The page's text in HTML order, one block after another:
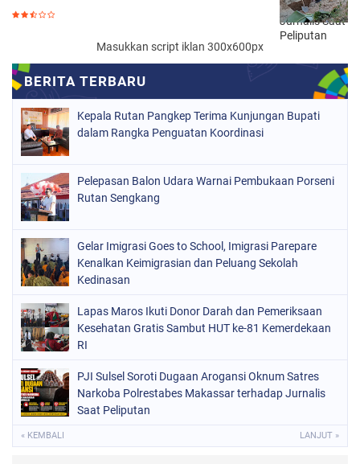
Masukkan script iklan 300x600px
Kepala Rutan Pangkep Terima Kunjungan Bupati
dalam Rangka Penguatan Koordinasi
Pelepasan Balon Udara Warnai Pembukaan Porseni
Rutan Sengkang
Gelar Imigrasi Goes to School, Imigrasi Parepare
Kenalkan Keimigrasian dan Peluang Sekolah
Kedinasan
Lapas Maros Ikuti Donor Darah dan Pemeriksaan
Kesehatan Gratis Sambut HUT ke-81 Kemerdekaan
RI
PJI Sulsel Soroti Dugaan Arogansi Oknum Satres
Narkoba Polrestabes Makassar terhadap Jurnalis
Saat Peliputan
« KEMBALI LANJUT »